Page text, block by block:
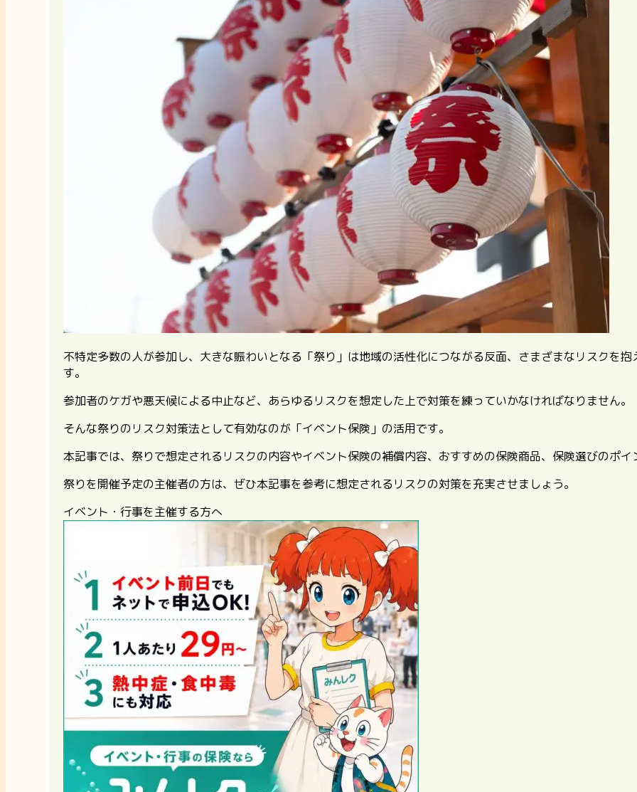
不特定多数の人が参加し、大きな賑わいとなる「祭り」は地域の活性化につながる反面、さまざまなリスクを
す。
参加者のケガや悪天候による中止など、あらゆるリスクを想定した上で対策を練っていかなければなりません。
そんな祭りのリスク対策法として有効なのが「イベント保険」の活用です。
本記事では、祭りで想定されるリスクの内容やイベント保険の補償内容、おすすめの保険商品、保険選びのポ
祭りを開催予定の主催者の方は、ぜひ本記事を参考に想定されるリスクの対策を充実させましょう。
イベント・行事を主催する方へ